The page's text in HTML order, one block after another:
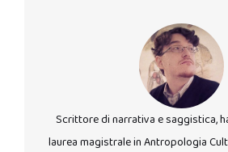
Scrittore di narrativa e saggistica,
laurea magistrale in Antropologia